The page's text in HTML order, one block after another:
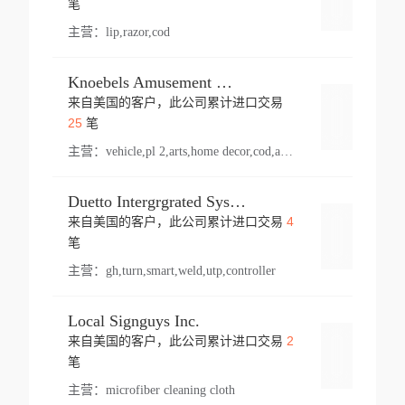
笔
主营： lip,razor,cod
Knoebels Amusement Resort
来自美国的客户，此公司累计进口交易
25笔
主营： vehicle,pl 2,arts,home decor,cod,amusement ride,sea
Duetto Intergrgrated Systems Inc.
来自美国的客户，此公司累计进口交易 4
笔
主营： gh,turn,smart,weld,utp,controller
Local Signguys Inc.
来自美国的客户，此公司累计进口交易 2
笔
主营： microfiber cleaning cloth